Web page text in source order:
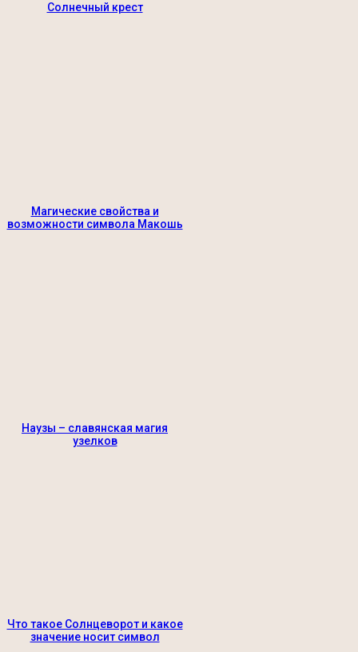
Солнечный крест
Магические свойства и
возможности символа Макошь
Наузы – славянская магия
узелков
Что такое Солнцеворот и какое
значение носит символ